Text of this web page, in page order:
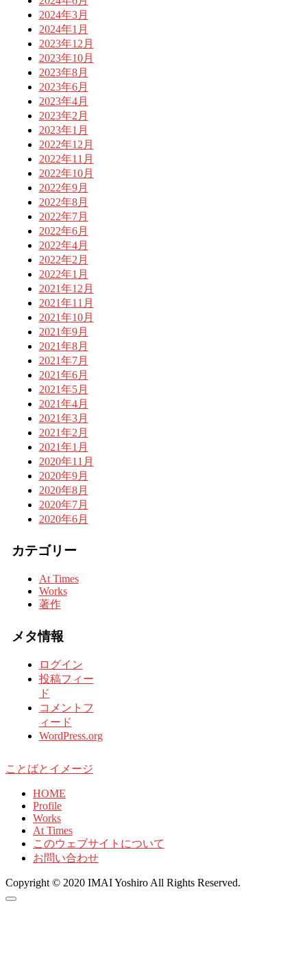
2024年3月
2024年1月
2023年12月
2023年10月
2023年8月
2023年6月
2023年4月
2023年2月
2023年1月
2022年12月
2022年11月
2022年10月
2022年9月
2022年8月
2022年7月
2022年6月
2022年4月
2022年2月
2022年1月
2021年12月
2021年11月
2021年10月
2021年9月
2021年8月
2021年7月
2021年6月
2021年5月
2021年4月
2021年3月
2021年2月
2021年1月
2020年11月
2020年9月
2020年8月
2020年7月
2020年6月
カテゴリー
At Times
Works
著作
メタ情報
ログイン
投稿フィー
ド
コメントフ
ィード
WordPress.org
ことばとイメージ
HOME
Profile
Works
At Times
このウェブサイトについて
お問い合わせ
Copyright © 2020 IMAI Yoshiro All Rights Reserved.